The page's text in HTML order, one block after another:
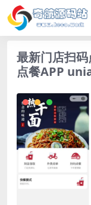
最新门店扫
点餐APP